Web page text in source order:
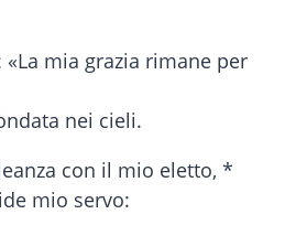
mia grazia rimane per
nei cieli.
con il mio eletto, *
mio servo: